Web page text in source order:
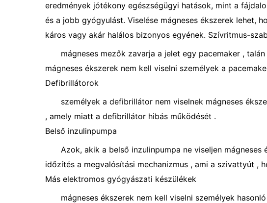
eredmények jótékony egészségügyi hatások, mint a
és a jobb gyógyulást. Viselése mágneses ékszerek lehet,
káros vagy akár halálos bizonyos egyének. Szívritmus-
mágneses mezők zavarja a jelet egy pacemaker ,
mágneses ékszerek nem kell viselni személyek a
Defibrillátorok
személyek a defibrillátor nem viselnek mágneses
, amely miatt a defibrillátor hibás működését .
Belső inzulinpumpa
Azok, akik a belső inzulinpumpa ne viseljen mágneses
időzítés a megvalósítási mechanizmus , ami a szivattyút ,
Más elektromos gyógyászati ​​készülékek
mágneses ékszerek nem kell viselni személyek